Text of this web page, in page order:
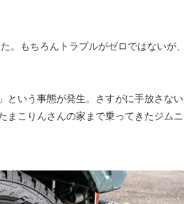
。もちろんトラブルがゼロではないが、
という事態が発生。さすがに手放さない
まこりんさんの家まで乗ってきたジムニ